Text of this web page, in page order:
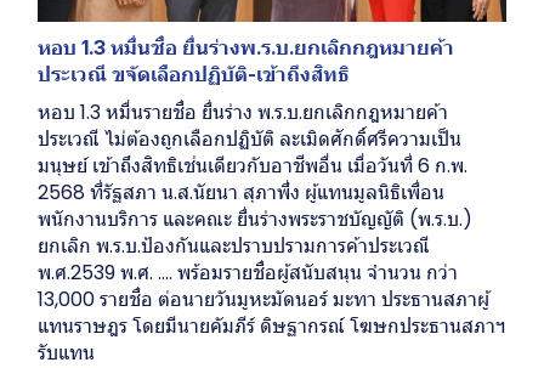
หอบ 1.3 หมื่นชื่อ ยื่นร่างพ.ร.บ.ยกเลิกกฎหมายค้า
ประเวณี ขจัดเลือกปฏิบัติ-เข้าถึงสิทธิ
หอบ 1.3 หมื่นรายชื่อ ยื่นร่าง พ.ร.บ.ยกเลิกกฎหมายค้า
ประเวณี ไม่ต้องถูกเลือกปฏิบัติ ละเมิดศักดิ์ศรีความเป็น
มนุษย์ เข้าถึงสิทธิเช่นเดียวกับอาชีพอื่น เมื่อวันที่ 6 ก.พ.
2568 ที่รัฐสภา น.ส.นัยนา สุภาพึ่ง ผู้แทนมูลนิธิเพื่อน
พนักงานบริการ และคณะ ยื่นร่างพระราชบัญญัติ (พ.ร.บ.)
ยกเลิก พ.ร.บ.ป้องกันและปราบปรามการค้าประเวณี
พ.ศ.2539 พ.ศ. …. พร้อมรายชื่อผู้สนับสนุน จำนวน กว่า
13,000 รายชื่อ ต่อนายวันมูหะมัดนอร์ มะทา ประธานสภาผู้
แทนราษฎร โดยมีนายคัมภีร์ ดิษฐากรณ์ โฆษกประธานสภาฯ
รับแทน